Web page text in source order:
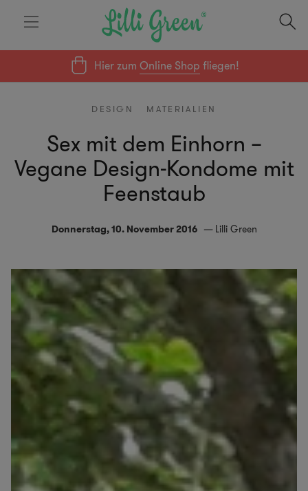
Hier zumOnline Shop fliegen!
DESIGN MATERIALIEN
Sex mit dem Einhorn –
Vegane Design-Kondome mit
Feenstaub
Donnerstag, 10. November 2016 Lilli Green